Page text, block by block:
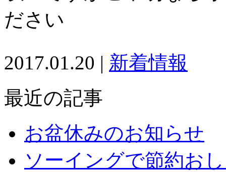
ださい
2017.01.20 | 新着情報
最近の記事
お盆休みのお知らせ
ソーイングで節約お